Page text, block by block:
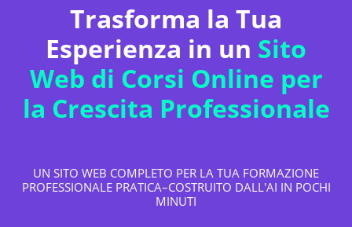
Trasforma la Tua
Esperienza in un Sito
Web di Corsi Online per
la Crescita Professionale
UN SITO WEB COMPLETO PER LA TUA FORMAZIONE
PROFESSIONALE PRATICA–COSTRUITO DALL'AI IN POCHI
MINUTI